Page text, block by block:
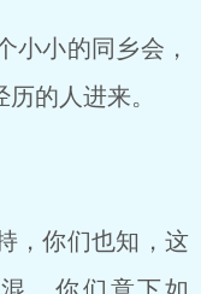
小的同乡会，
的人进来。
，你们也知，这